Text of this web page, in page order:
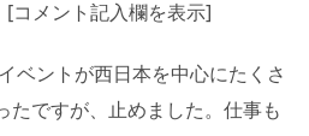
コメント記入欄を表示]
ベントが西日本を中心にたくさ
たですが、止めました。仕事も